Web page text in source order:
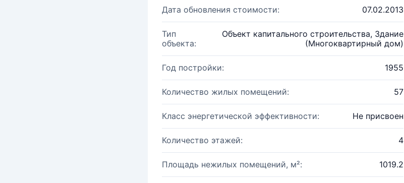
Дата обновления стоимости: 07.02.2013
Тип
объекта:
Объект капитального строительства, Здание
(Многоквартирный дом)
Год постройки: 1955
Количество жилых помещений: 57
Класс энергетической эффективности: Не присвоен
Количество этажей: 4
Площадь нежилых помещений, м²: 1019.2